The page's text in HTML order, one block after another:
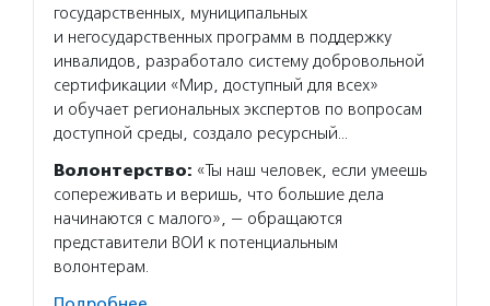
государственных, муниципальных
и негосударственных программ в поддержку
инвалидов, разработало систему добровольной
сертификации «Мир, доступный для всех»
и обучает региональных экспертов по вопросам
доступной среды, создало ресурсный…
Волонтерство: «Ты наш человек, если умеешь
сопереживать и веришь, что большие дела
начинаются с малого», — обращаются
представители ВОИ к потенциальным
волонтерам.